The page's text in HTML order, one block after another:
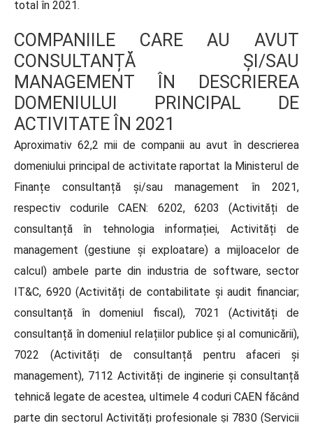
total în 2021.
COMPANIILE CARE AU AVUT
CONSULTANȚĂ ȘI/SAU
MANAGEMENT ÎN DESCRIEREA
DOMENIULUI PRINCIPAL DE
ACTIVITATE ÎN 2021
Aproximativ 62,2 mii de companii au avut în descrierea
domeniului principal de activitate raportat la Ministerul de
Finanțe consultanță și/sau management în 2021,
respectiv codurile CAEN: 6202, 6203 (Activități de
consultanță în tehnologia informației, Activități de
management (gestiune și exploatare) a mijloacelor de
calcul) ambele parte din industria de software, sector
IT&C, 6920 (Activități de contabilitate și audit financiar;
consultanță în domeniul fiscal), 7021 (Activități de
consultanță în domeniul relațiilor publice și al comunicării),
7022 (Activități de consultanță pentru afaceri și
management), 7112 Activități de inginerie și consultanță
tehnică legate de acestea, ultimele 4 coduri CAEN făcând
parte din sectorul Activități profesionale și 7830 (Servicii